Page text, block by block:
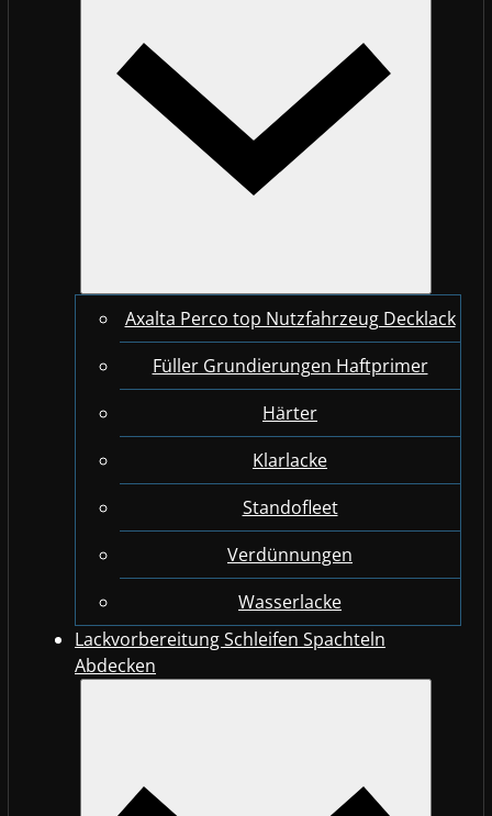
Axalta Perco top Nutzfahrzeug Decklack
Füller Grundierungen Haftprimer
Härter
Klarlacke
Standofleet
Verdünnungen
Wasserlacke
Lackvorbereitung Schleifen Spachteln
Abdecken